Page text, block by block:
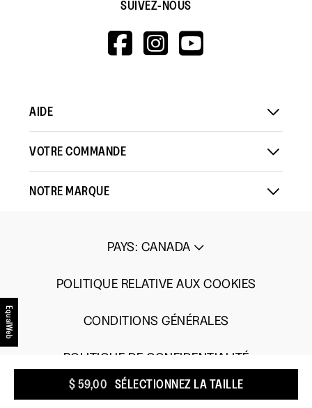
$ 59,00 SÉLECTIONNEZ LA TAILLE
SUIVEZ-NOUS
HTTPS://
HTTPS://
AIDE
VOTRE COMMANDE
NOTRE MARQUE
PAYS: CANADA
POLITIQUE RELATIVE AUX COOKIES
CONDITIONS GÉNÉRALES
POLITIQUE DE CONFIDENTIALITÉ
EqualWeb